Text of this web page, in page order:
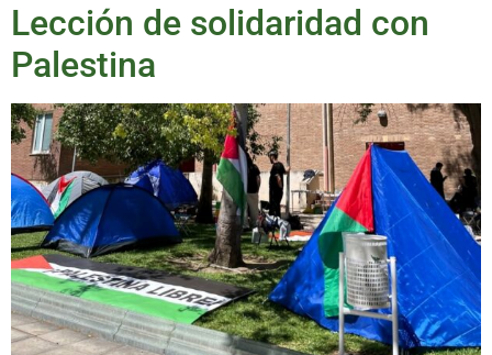
Lección de solidaridad con
Palestina